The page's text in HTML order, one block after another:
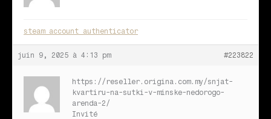
steam account authenticator
juin 9, 2025 à 4:13 pm #223822
https://reseller.origina.com.my/snjat-
kvartiru-na-sutki-v-minske-nedorogo-
arenda-2/
Invité